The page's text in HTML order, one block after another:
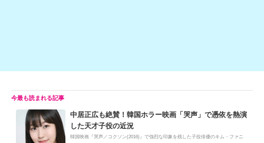
中居正広も絶賛！韓国ホラー映画「哭声」で憑依を熱演
した天才子役の近況
韓国映画『哭声／コクソン(2016)』で強烈な印象を残した子役俳優のキム・ファニ